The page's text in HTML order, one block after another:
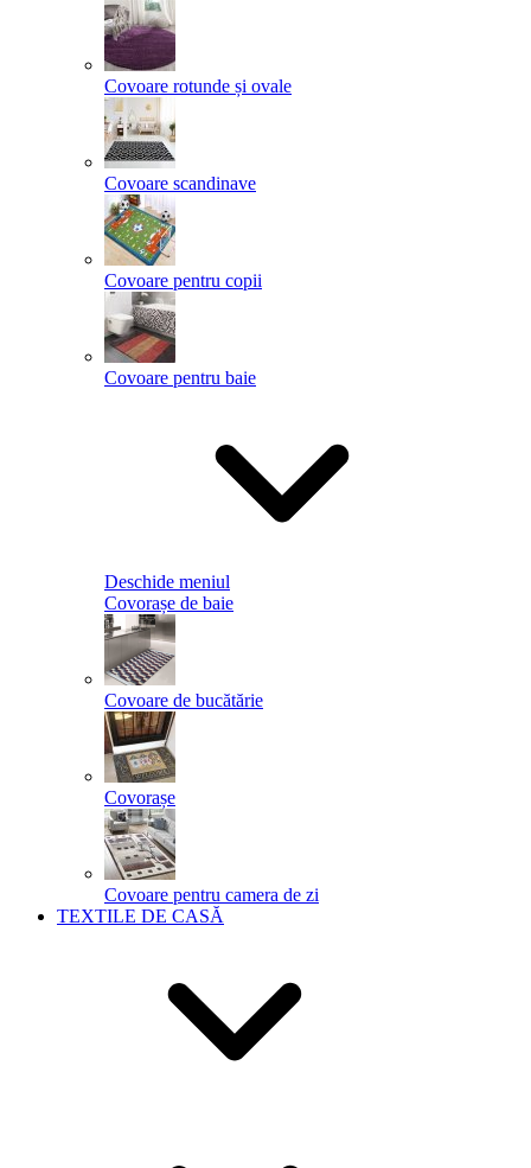
Covoare rotunde și ovale
Covoare scandinave
Covoare pentru copii
Covoare pentru baie
Deschide meniul
Covorașe de baie
Covoare de bucătărie
Covorașe
Covoare pentru camera de zi
TEXTILE DE CASĂ